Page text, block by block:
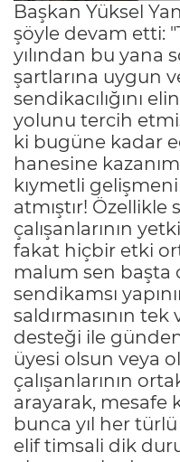
Başkan Yüksel
şöyle devam etti:
yılından bu yana
şartlarına uygun
sendikacılığını
yolunu tercih
ki bugüne kadar
hanesine
kıymetli
atmıştır! Özellikle
çalışanlarının
fakat hiçbir etki
malum sen başta
sendikamsı
saldırmasının tek
desteği ile
üyesi olsun veya
çalışanlarının
arayarak, mesafe
bunca yıl her türlü
elif timsali dik